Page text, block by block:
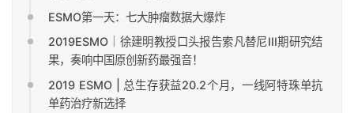
ESMO第一天：七大肿瘤数据大爆炸
2019ESMO│徐建明教授口头报告索凡替尼III期研究结
果，奏响中国原创新药最强音！
2019 ESMO | 总生存获益20.2个月，一线阿特珠单抗
单药治疗新选择